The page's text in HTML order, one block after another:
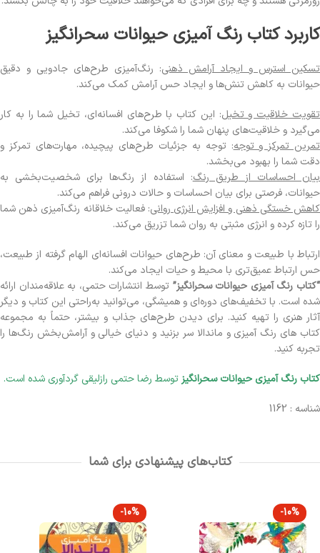
کاربرد کتاب رنگ آمیزی حیوانات سحرانگیز
تسکین استرس و ایجاد آرامش ذهنی: رنگ‌آمیزی طرح‌های جادویی و دقیق
حیوانات به کاهش تنش‌ها و ایجاد حس آرامش کمک می‌کند.
تقویت خلاقیت و تخیل: این کتاب با طرح‌های افسانه‌ای، تخیل شما را به کار
می‌گیرد و خلاقیت‌های پنهان شما را شکوفا می‌کند.
تمرین تمرکز و توجه: توجه به جزئیات طرح‌های پیچیده، مهارت‌های تمرکز و
دقت شما را بهبود می‌بخشد.
بیان احساسات از طریق رنگ: استفاده از رنگ‌ها برای شخصیت‌بخشی به
حیوانات، فرصتی برای بیان احساسات و حالات درونی فراهم می‌کند.
کاهش خستگی ذهنی و افزایش انرژی روانی: فعالیت خلاقانه رنگ‌آمیزی ذهن شما
را تازه کرده و انرژی مثبتی به روان شما تزریق می‌کند.
ارتباط با طبیعت و معنای آن: طرح‌های حیوانات افسانه‌ای الهام گرفته از طبیعت،
حس ارتباط عمیق‌تری با محیط و حیات ایجاد می‌کند.
“کتاب رنگ آمیزی حیوانات سحرانگیز” توسط انتشارات حتمی، به علاقه‌مندان ارائه
شده است. با تخفیف‌های دوره‌ای و همیشگی، می‌توانید به‌راحتی این کتاب و دیگر
آثار هنری را تهیه کنید. برای دیدن طرح‌های جذاب و بیشتر، حتماً به مجموعه
کتاب های رنگ آمیزی و ماندالا سر بزنید و دنیای خیالی و آرامش‌بخش رنگ‌ها را
تجربه کنید.
کتاب رنگ آمیزی حیوانات سحرانگیزتوسط رضا حتمی رازلیقی گردآوری شده است.
شناسه : 1162
کتاب‌های پیشنهادی برای شما
-10%
-10%